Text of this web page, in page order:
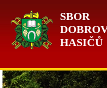
SBOR
HASIČŮ